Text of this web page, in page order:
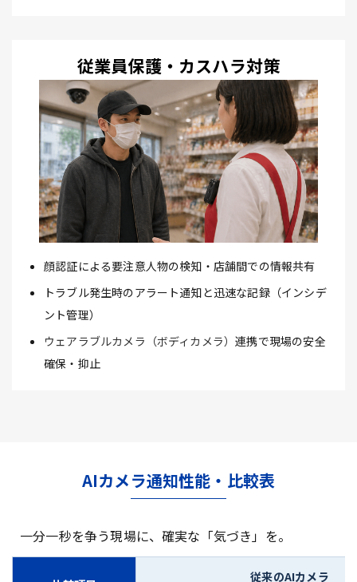
従業員保護・カスハラ対策
顔認証による要注意人物の検知・店舗間での情報共有
トラブル発生時のアラート通知と迅速な記録（インシデ
ント管理）
ウェアラブルカメラ（ボディカメラ）連携で現場の安全
確保・抑止
AIカメラ通知性能・比較表
一分一秒を争う現場に、確実な「気づき」を。
従来のAIカメラ